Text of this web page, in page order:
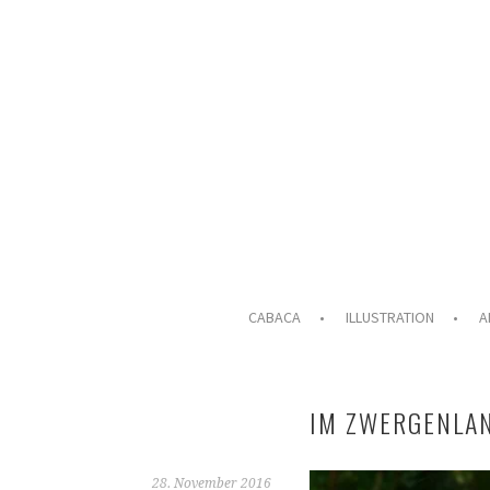
CABACA
CABACA ILLUSTRATION
IM
28. November 2016